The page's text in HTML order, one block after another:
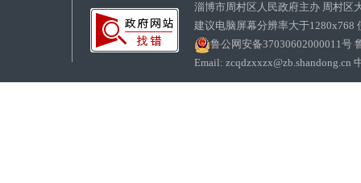
淄博市周村区人民政府主办 周村区
建议电脑屏幕分辨率大于1280x768
鲁公网安备37030602000011号
Email: zcqdzxxzx@zb.shandong.cn